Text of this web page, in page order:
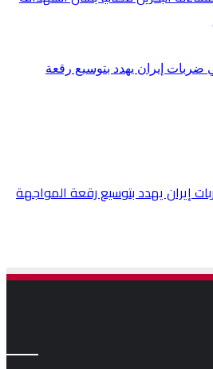
إيران يهدد بتوسيع رقعة المواجهة